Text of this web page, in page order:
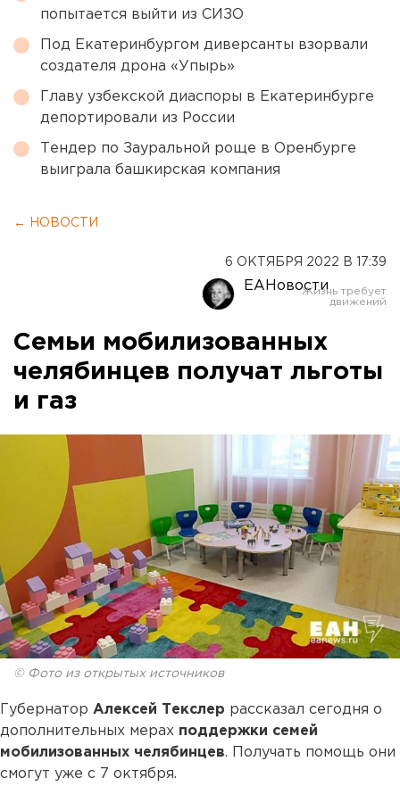
попытается выйти из СИЗО
Под Екатеринбургом диверсанты взорвали
создателя дрона «Упырь»
Главу узбекской диаспоры в Екатеринбурге
депортировали из России
Тендер по Зауральной роще в Оренбурге
выиграла башкирская компания
← НОВОСТИ
6 ОКТЯБРЯ 2022 В 17:39
ЕАНовости
Семьи мобилизованных
челябинцев получат льготы
и газ
© Фото из открытых источников
Губернатор Алексей Текслер рассказал сегодня о
дополнительных мерах поддержки семей
мобилизованных челябинцев. Получать помощь они
смогут уже с 7 октября.